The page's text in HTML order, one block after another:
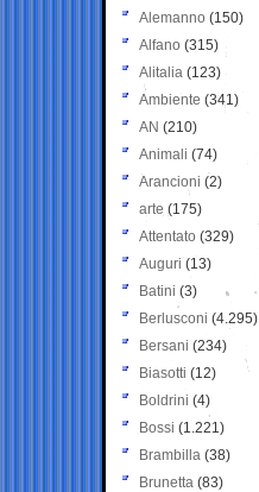
Alemanno (150)
Alfano (315)
Alitalia (123)
Ambiente (341)
AN (210)
Animali (74)
Arancioni (2)
arte (175)
Attentato (329)
Auguri (13)
Batini (3)
Berlusconi (4.295)
Bersani (234)
Biasotti (12)
Boldrini (4)
Bossi (1.221)
Brambilla (38)
Brunetta (83)